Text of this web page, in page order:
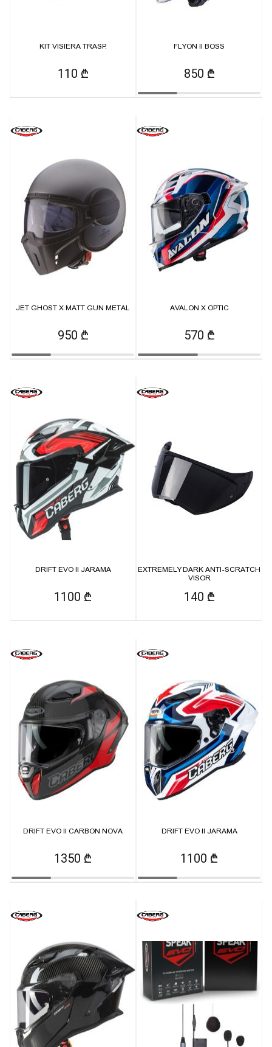
KIT VISIERA TRASP.
110 ₾
FLYON II BOSS
850 ₾
JET GHOST X MATT GUN METAL
950 ₾
AVALON X OPTIC
570 ₾
DRIFT EVO II JARAMA
1100 ₾
EXTREMELY DARK ANTI-SCRATCH
VISOR
140 ₾
DRIFT EVO II CARBON NOVA
1350 ₾
DRIFT EVO II JARAMA
1100 ₾